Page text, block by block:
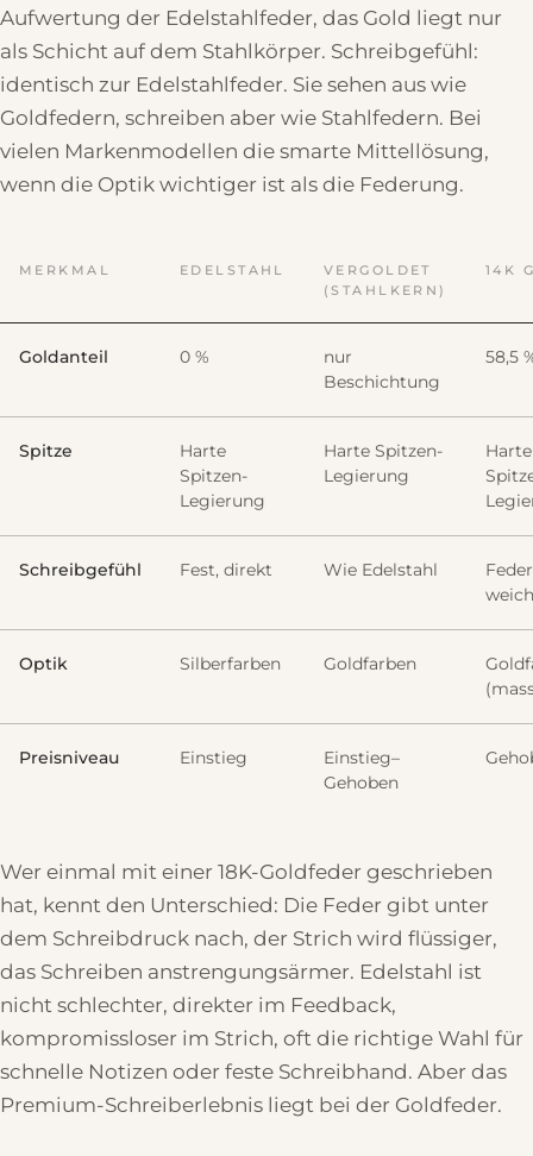
Aufwertung der Edelstahlfeder, das Gold liegt nur
als Schicht auf dem Stahlkörper. Schreibgefühl:
identisch zur Edelstahlfeder. Sie sehen aus wie
Goldfedern, schreiben aber wie Stahlfedern. Bei
vielen Markenmodellen die smarte Mittellösung,
wenn die Optik wichtiger ist als die Federung.
MERKMAL EDELSTAHL
VERGOLDET
(STAHLKERN)
14K
Goldanteil 0 %
nur
Beschichtung
58,5
Spitze
Harte
Spitzen-
Legierung
Harte Spitzen-
Legierung
Harte
Schreibgefühl Fest, direkt Wie Edelstahl
weich
Optik Silberfarben Goldfarben
Preisniveau Einstieg
Einstieg–
Gehoben
Wer einmal mit einer 18K-Goldfeder geschrieben
hat, kennt den Unterschied: Die Feder gibt unter
dem Schreibdruck nach, der Strich wird flüssiger,
das Schreiben anstrengungsärmer. Edelstahl ist
nicht schlechter, direkter im Feedback,
kompromissloser im Strich, oft die richtige Wahl für
schnelle Notizen oder feste Schreibhand. Aber das
Premium-Schreiberlebnis liegt bei der Goldfeder.